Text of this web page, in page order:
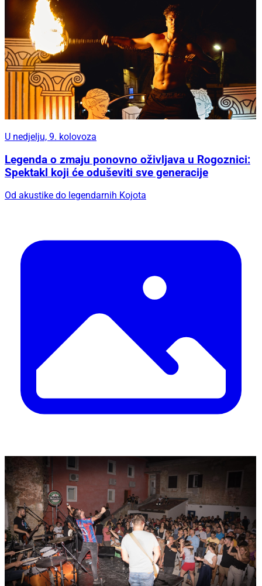
U nedjelju, 9. kolovoza
Legenda o zmaju ponovno oživljava u Rogoznici:
Spektakl koji će oduševiti sve generacije
Od akustike do legendarnih Kojota